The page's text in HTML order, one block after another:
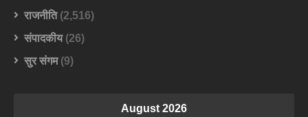
राजनीति(2,516)
संपादकीय(26)
सुर संगम(9)
August 2026